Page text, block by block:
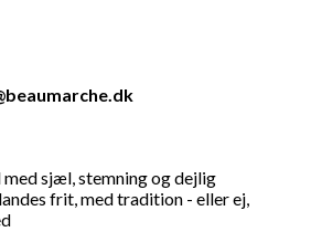
sjæl, stemning og dejlig
frit, med tradition - eller ej,